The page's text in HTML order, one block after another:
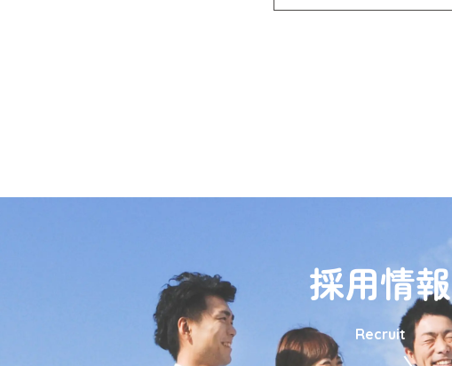
採用情報
Recruit